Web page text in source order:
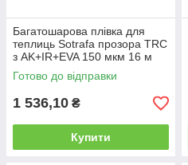
Багатошарова плівка для
теплиць Sotrafa прозора TRC
з AK+IR+EVA 150 мкм 16 м
Готово до відправки
1 536,10 ₴
Купити